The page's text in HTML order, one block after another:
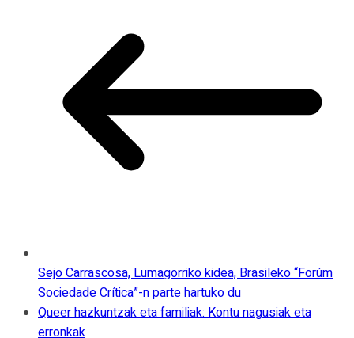
Sejo Carrascosa, Lumagorriko kidea, Brasileko “Forúm
Sociedade Crítica”-n parte hartuko du
Queer hazkuntzak eta familiak: Kontu nagusiak eta
erronkak